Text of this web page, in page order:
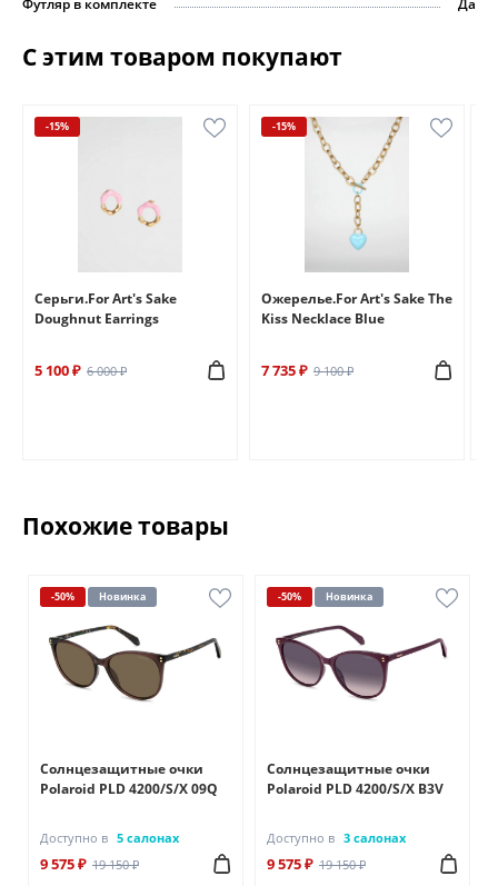
С этим товаром покупают
-15%
Серьги.For Art's Sake
Doughnut Earrings
5 100 ₽ 6 000 ₽
-15%
Ожерелье.For Art's Sake The
Kiss Necklace Blue
7 735 ₽ 9 100 ₽
Похожие товары
-50% Новинка
Солнцезащитные очки
Polaroid PLD 4200/S/X 09Q
Доступно в 5 салонах
9 575 ₽ 19 150 ₽
-50% Новинка
Солнцезащитные очки
Polaroid PLD 4200/S/X B3V
Доступно в 3 салонах
9 575 ₽ 19 150 ₽